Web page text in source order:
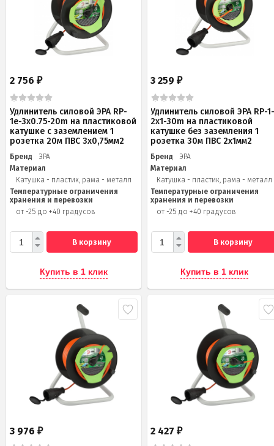
2 756 ₽
Удлинитель силовой ЭРА RP-
1e-3х0.75-20m на пластиковой
катушке c заземлением 1
розетка 20м ПВС 3х0,75мм2
Бренд
ЭРА
Материал
Катушка - пластик, рама - металл
Температурные ограничения
хранения и перевозки
от -25 до +40 градусов
В корзину
Купить в 1 клик
3 259₽
Удлинитель силовой ЭРА RP-
2x1-30m на пластиковой
катушке без заземления 1
розетка 30м ПВС 2x1мм2
Бренд
ЭРА
Материал
Катушка - пластик, рама - металл
Температурные ограничения
хранения и перевозки
от -25 до +40 градусов
В корзину
Купить в 1 клик
3 976 ₽ 2 427₽